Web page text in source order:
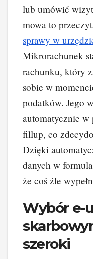
lub umówić
mowa to
sprawy w
Mikrorachunek
rachunku, który
sobie w
podatków. Jego
automatycznie w
fillup, co
Dzięki
danych w
że coś źle
Wybór e-
szeroki